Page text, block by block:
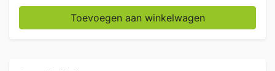
RVS Onderstel met onderschap 110 x 55,5 x 57 cm
Toevoegen aan winkelwagen